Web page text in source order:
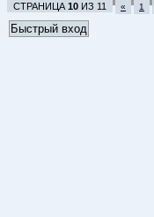
СТРАНИЦА 10 ИЗ 11 « 1